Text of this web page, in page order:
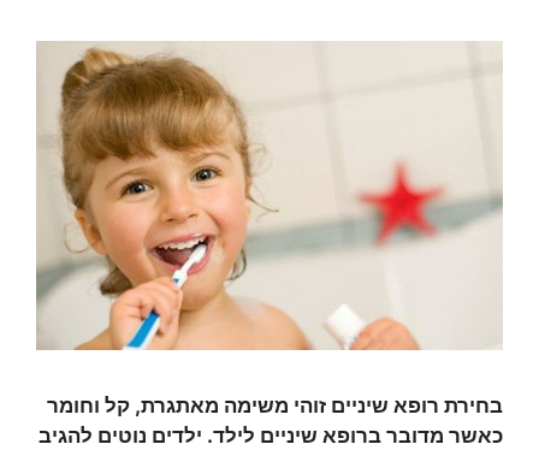
בחירת רופא שיניים זוהי משימה מאתגרת, קל וחומר
כאשר מדובר ברופא שיניים לילד. ילדים נוטים להגיב